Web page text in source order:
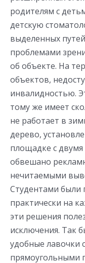
родителям с
детскую
выделенных
проблемами
об объекте. На
объектов,
инвалидностью.
тому же имеет
не работает в
дерево,
площадке с
обвешано
нечитаемыми
Студентами
практически на
эти решения
исключения. Так
удобные лавочки
прямоугольными